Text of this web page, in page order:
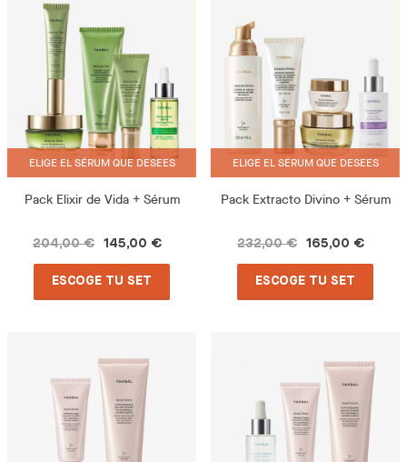
ELIGE EL SÉRUM QUE DESEES
Pack Elixir de Vida + Sérum
204,00 € 145,00 €
ESCOGE TU SET
ELIGE EL SÉRUM QUE DESEES
Pack Extracto Divino + Sérum
232,00 € 165,00 €
ESCOGE TU SET